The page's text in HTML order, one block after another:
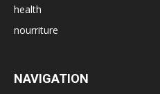
health
nourriture
NAVIGATION